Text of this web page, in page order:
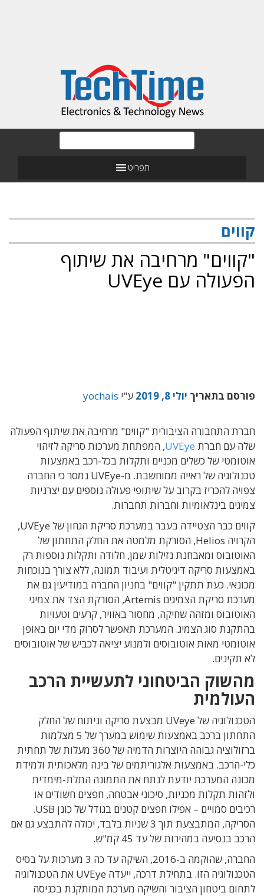
תפריט
קווים
"קווים" מרחיבה את שיתוף
הפעולה עם UVEye
פורסם בתאריך יולי 8, 2019 ע"י yochais
חברת התחבורה הציבורית "קווים" מרחיבה את שיתוף הפעולה
שלה עם חברת UVEye, המפתחת מערכות סריקה לזיהוי
אוטומטי של כשלים מכניים ותקלות בכל-רכב באמצעות
טכנולוגיה של ראייה ממוחשבת. מ-UVEye נמסר כי החברה
צפויה להכריז בקרוב על שיתופי פעולה נוספים עם יצרניות
צמיגים בינלאומיות וחברות תחברות.
קווים כבר הצטיידה בעבר במערכת סריקת הגחון של UVEye
,
הקרויה Helios, הסורקת מלמטה את החלק התחתון של
האוטובוס ומאבחנת נזילות שמן, חלודה ותקלות נוספות רק
באמצעות סריקה דיגיטלית ועיבוד תמונה, ללא צורך בנוכחות
מכונאי. כעת תתקין "קווים" בחניון החברה במודיעין גם את
מערכת סריקת הצמיגים Artemis, הסורקת הצד את צמיגי
האוטובוס ומזהה שחיקה, מחסור באוויר, קרעים וטעויות
בהתקנת סוג הצמיג. המערכת תאפשר לסרוק מדי יום באופן
אוטומטי מאות אוטובוסים ולמנוע יציאה לכביש של אוטובוסים
לא תקינים.
מהשוק הביטחוני לתעשיית הרכב
העולמית
הטכנולוגיה של UVeye מבצעת סריקה וניתוח של החלק
התחתון ברכב באמצעות שימוש במערך של 5 מצלמות
ברזולוציה גבוהה היוצרות הדמיה של 360 מעלות של תחתית
כלי-הרכב. באמצעות אלגוריתמים של בינה מלאכותית ולמידת
מכונה המערכת יודעת לנתח את התמונה התלת-מימדית
ולזהות תקלות מכניות, סיכוני אבטחה, חפצים חשודים או
רכיבים סמויים – אפילו חפצים קטנים בגודל של כונן USB
.
הסריקה, המתבצעת תוך 3 שניות בלבד, יכולה להתבצע גם אם
הרכב בנסיעה במהירות של עד 45 קמ"ש.
החברה, שהוקמה ב-2016, השיקה עד כה 3 מערכות על בסיס
הטכנולוגיה הזו. בתחילת דרכה, ייעדה UVEye את הטכנולוגיה
לתחום ביטחון הציבור והשיקה מערכת המותקנת בכניסה